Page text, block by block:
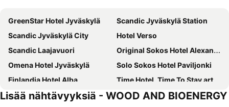
GreenStar Hotel Jyväskylä
Scandic Jyväskylä Station
Scandic Jyväskylä City
Hotel Verso
Scandic Laajavuori
Original Sokos Hotel Alexandra
Omena Hotel Jyväskylä
Solo Sokos Hotel Paviljonki
Finlandia Hotel Alba
Time Hotel, Time To Stay art & boutique
Hotel Milton
Boutique Hotel Yöpuu
Lisää nähtävyyksiä - WOOD AND BIOENERGY